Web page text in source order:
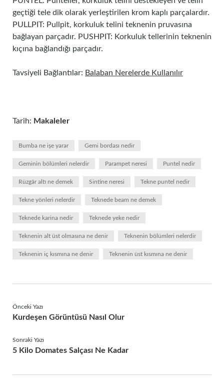
geçtiği tele dik olarak yerleştirilen krom kaplı parçalardır.
PULLPIT: Pullpit, korkuluk telini teknenin pruvasına
bağlayan parçadır. PUSHPIT: Korkuluk tellerinin teknenin
kıçına bağlandığı parçadır.
Tavsiyeli Bağlantılar: Balaban Nerelerde Kullanılır
Tarih: Makaleler
Bumba ne işe yarar Gemi bordası nedir
Geminin bölümleri nelerdir Parampet neresi Puntel nedir
Rüzgâr altı ne demek Sintine neresi Tekne puntel nedir
Tekne yönleri nelerdir Teknede beam ne demek
Teknede karina nedir Teknede yeke nedir
Teknenin alt üst olmasına ne denir Teknenin bölümleri nelerdir
Teknenin iç kısmına ne denir Teknenin üst kısmına ne denir
Önceki Yazı
Kurdeşen Görüntüsü Nasıl Olur
Sonraki Yazı
5 Kilo Domates Salçası Ne Kadar